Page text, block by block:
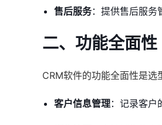
售后服务：提供售后服务
二、功能全面性
CRM软件的功能全面性是选
客户信息管理：记录客户